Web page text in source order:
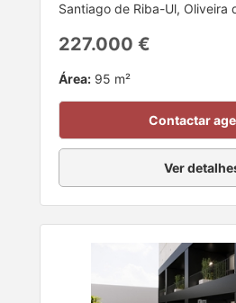
Santiago de Riba-Ul, Oliveira
227.000 €
Área: 95 m²
Contactar
Ver